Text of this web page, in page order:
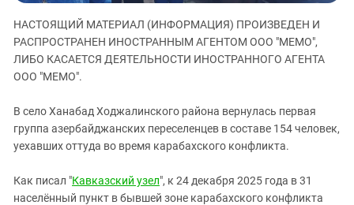
Нагорный Карабах
Российская Федерация
Ростовская область
СКФО
Южная Осетия
НАСТОЯЩИЙ МАТЕРИАЛ (ИНФОРМАЦИЯ) ПРОИЗВЕДЕН И
РАСПРОСТРАНЕН ИНОСТРАННЫМ АГЕНТОМ ООО "МЕМО",
ЛИБО КАСАЕТСЯ ДЕЯТЕЛЬНОСТИ ИНОСТРАННОГО АГЕНТА
ООО "МЕМО".
В село Ханабад Ходжалинского района вернулась первая
группа азербайджанских переселенцев в составе 154 человек,
уехавших оттуда во время карабахского конфликта.
Как писал "Кавказский узел", к 24 декабря 2025 года в 31
населённый пункт в бывшей зоне карабахского конфликта